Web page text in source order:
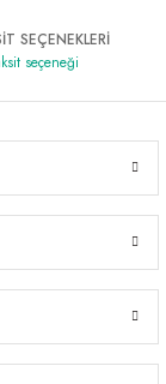
SEÇENEKLERİ
seçeneği